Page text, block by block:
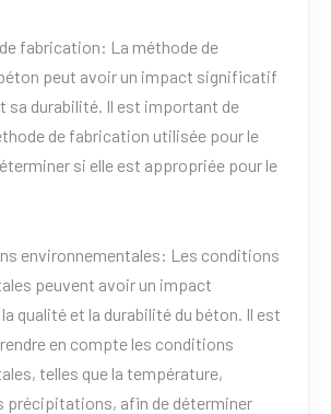
fabrication: La méthode de
peut avoir un impact significatif
sa durabilité. Il est important de
de fabrication utilisée pour le
si elle est appropriée pour le
environnementales: Les conditions
peuvent avoir un impact
qualité et la durabilité du béton. Il est
en compte les conditions
telles que la température,
précipitations, afin de déterminer